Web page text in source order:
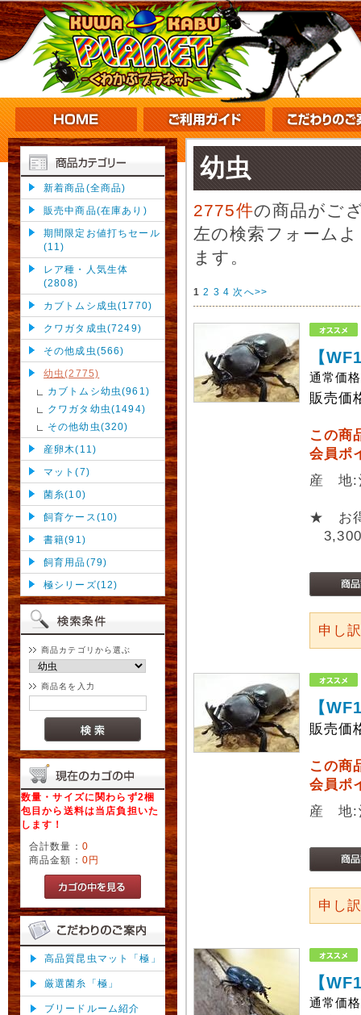
新着商品(全商品)
販売中商品(在庫あり)
期間限定お値打ちセール
(11)
レア種・人気生体
(2808)
カブトムシ成虫(1770)
クワガタ成虫(7249)
その他成虫(566)
幼虫(2775)
カブトムシ幼虫(961)
クワガタ幼虫(1494)
その他幼虫(320)
産卵木(11)
マット(7)
菌糸(10)
飼育ケース(10)
書籍(91)
飼育用品(79)
極シリーズ(12)
商品カテゴリから選ぶ
商品名を入力
数量・サイズに関わらず2梱
包目から送料は当店負担いた
します！
合計数量： 0
商品金額： 0円
高品質昆虫マット「極」
厳選菌糸「極」
ブリードルーム紹介
幼虫
2775件の商品がご
左の検索フォーム
ます。
1 2 3 4 次へ>>
【
通常価
販売価
この商
会員ポ
産 地:
★ お
申し
【
販売価
この商
会員ポ
産 地:
申し
【
通常価